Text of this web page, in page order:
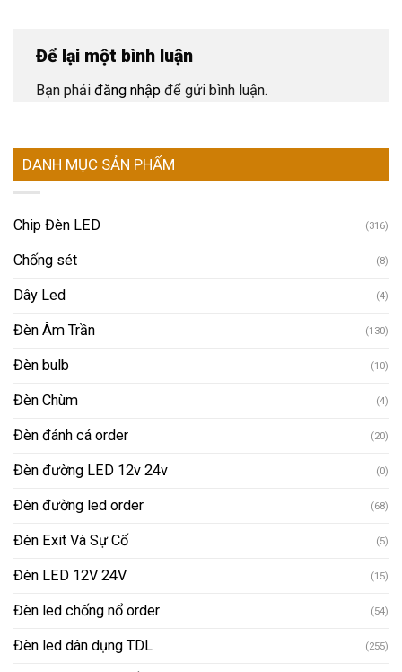
Để lại một bình luận
Bạn phải đăng nhập để gửi bình luận.
DANH MỤC SẢN PHẨM
Chip Đèn LED (316)
Chống sét (8)
Dây Led (4)
Đèn Âm Trần (130)
Đèn bulb (10)
Đèn Chùm (4)
Đèn đánh cá order (20)
Đèn đường LED 12v 24v (0)
Đèn đường led order (68)
Đèn Exit Và Sự Cố (5)
Đèn LED 12V 24V (15)
Đèn led chống nổ order (54)
Đèn led dân dụng TDL (255)